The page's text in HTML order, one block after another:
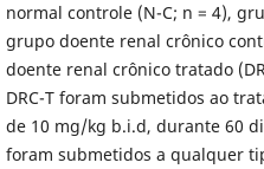
normal controle (N-C; n = 4),
grupo doente renal crônico
doente renal crônico tratado
DRC-T foram submetidos ao
de 10 mg/kg b.i.d, durante 60
foram submetidos a qualquer